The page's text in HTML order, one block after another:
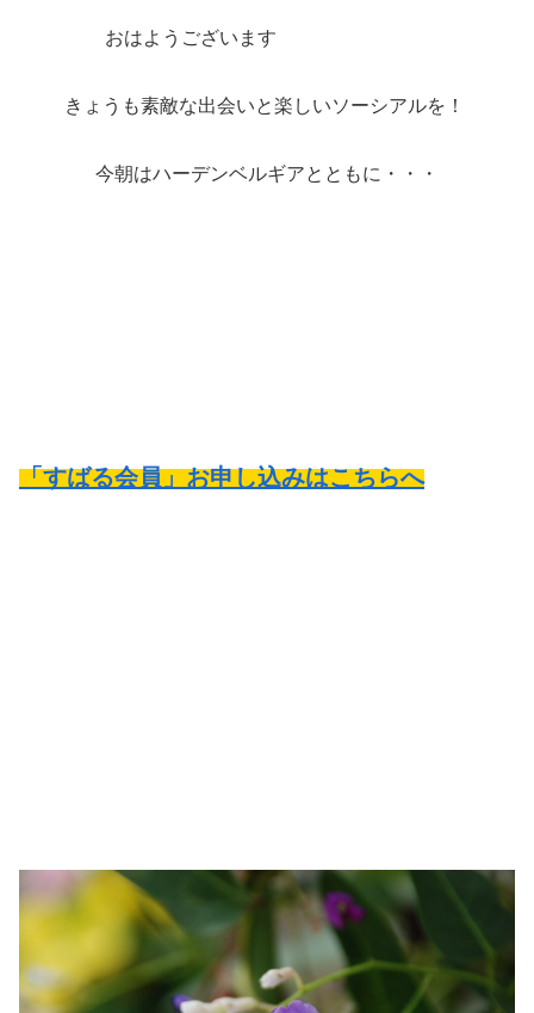
おはようございます
きょうも素敵な出会いと楽しいソーシアルを！
今朝はハーデンベルギアとともに・・・
「すばる会員」お申し込みはこちらへ